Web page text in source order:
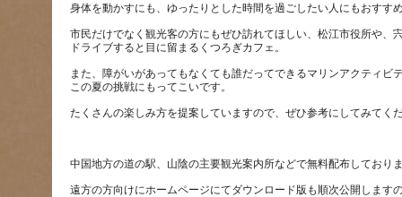
市民だけでなく観光客の方にもぜひ訪れてほしい、松江市役所や、
また、障がいがあってもなくても誰だってできるマリンアクティビ
遠方の方向けにホームページにてダウンロード版も順次公開します